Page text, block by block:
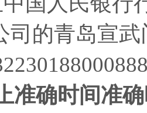
司的青岛宣武
准确时间准